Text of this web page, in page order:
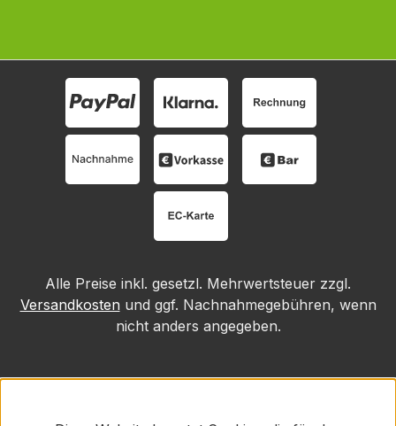
Alle Preise inkl. gesetzl. Mehrwertsteuer zzgl.
Versandkosten und ggf. Nachnahmegebühren, wenn
nicht anders angegeben.